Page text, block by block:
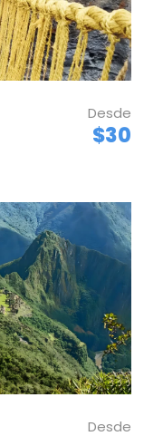
Qoricancha”).
horas
Cusco.
para
la verdadera
visitado.
de riesgo
lo que puede
Desde
$30
Desde